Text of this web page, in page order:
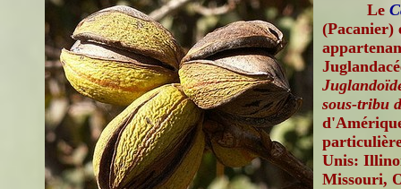
Le
(Pacanier)
sous-tribu
Unis:
Missouri,